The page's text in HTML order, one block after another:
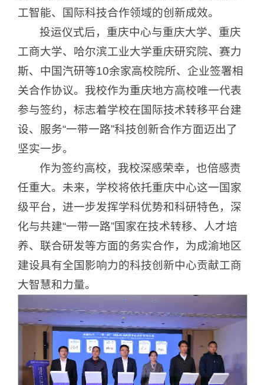
工智能、国际科技合作领域的创新成效。
投运仪式后，重庆中心与重庆大学、重庆
工商大学、哈尔滨工业大学重庆研究院、赛力
斯、中国汽研等10余家高校院所、企业签署相
关合作协议。我校作为重庆地方高校唯一代表
参与签约，标志着学校在国际技术转移平台建
设、服务“一带一路”科技创新合作方面迈出了
坚实一步。
作为签约高校，我校深感荣幸，也倍感责
任重大。未来，学校将依托重庆中心这一国家
级平台，进一步发挥学科优势和科研特色，深
化与共建“一带一路”国家在技术转移、人才培
养、联合研发等方面的务实合作，为成渝地区
建设具有全国影响力的科技创新中心贡献工商
大智慧和力量。